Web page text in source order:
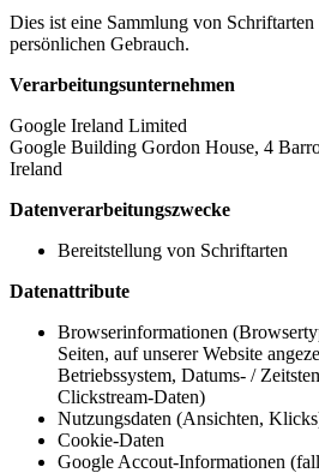
Dies ist eine Sammlung von
persönlichen Gebrauch.
Verarbeitungsunternehmen
Google Ireland Limited
Google Building Gordon House, 4
Ireland
Datenverarbeitungszwecke
Bereitstellung von Schriftarten
Datenattribute
Browserinformationen
Seiten, auf unserer Website
Betriebssystem, Datums- /
Clickstream-Daten)
Nutzungsdaten (Ansichten,
Cookie-Daten
Google Accout-Informationen